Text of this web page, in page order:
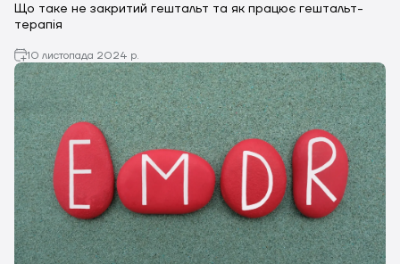
Що таке не закритий гештальт та як працює гештальт-
терапія
10 листопада 2024 р.